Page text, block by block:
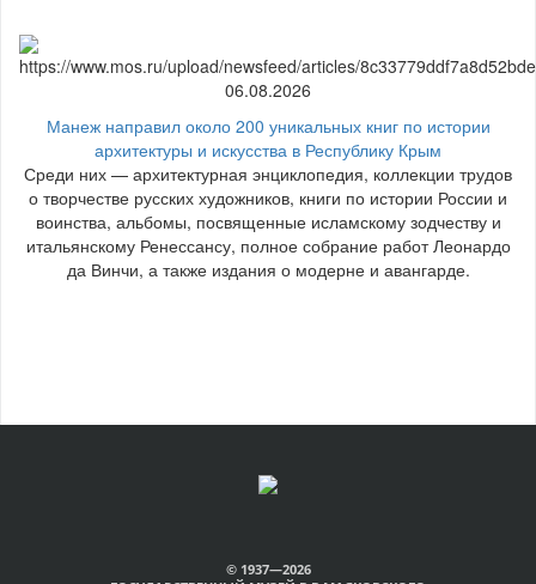
06.08.2026
Манеж направил около 200 уникальных книг по истории
архитектуры и искусства в Республику Крым
Среди них — архитектурная энциклопедия, коллекции трудов
о творчестве русских художников, книги по истории России и
воинства, альбомы, посвященные исламскому зодчеству и
итальянскому Ренессансу, полное собрание работ Леонардо
да Винчи, а также издания о модерне и авангарде.
© 1937—2026